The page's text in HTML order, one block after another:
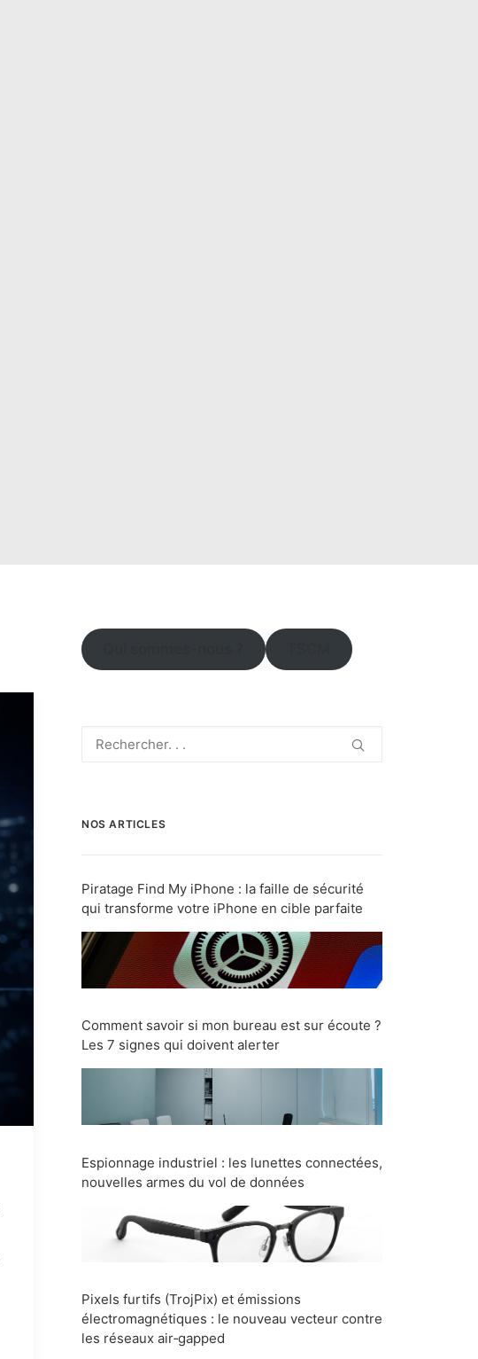
NOS ARTICLES
Piratage Find My iPhone : la faille de sécurité
qui transforme votre iPhone en cible parfaite
Comment savoir si mon bureau est sur écoute ?
Les 7 signes qui doivent alerter
Espionnage industriel : les lunettes connectées,
nouvelles armes du vol de données
Pixels furtifs (TrojPix) et émissions
électromagnétiques : le nouveau vecteur contre
les réseaux air‑gapped